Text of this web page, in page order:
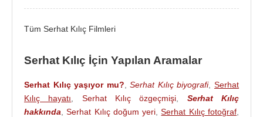
2010 – 2011 yıllarında Turkmax’da yayınlanan
“Heberler” adlı proğramda "
2011 yılında ise Show Tv’de “Paranoyak” adında
Serhat Kılıç, 2012 yılında TRT
’de başlayan
“Seksenler” dizisindeki “Ergun Plak” rolü ile
Tüm Serhat Kılıç Filmleri
Serhat Kılıç İçin Yapılan Aramalar
Serhat Kılıç yaşıyor mu? ,Serhat Kılıç biyografi,Serhat
Kılıç hayatı
Serhat Kılıç özgeçmişi
Serhat Kılıç
hakkında ,Serhat Kılıç doğum yeri ,Serhat Kılıç fotoğraf